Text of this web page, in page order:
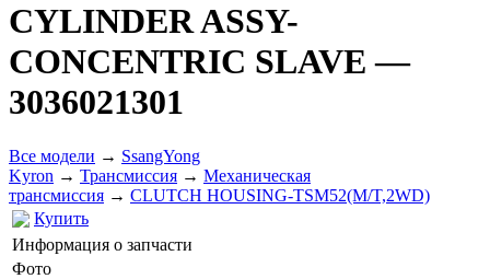
CYLINDER ASSY-
CONCENTRIC SLAVE—
3036021301
Все модели → SsangYong
Kyron → Трансмиссия → Механическая
трансмиссия → CLUTCH HOUSING-TSM52(M/T,2WD)
Купить
Информация о запчасти
Фото